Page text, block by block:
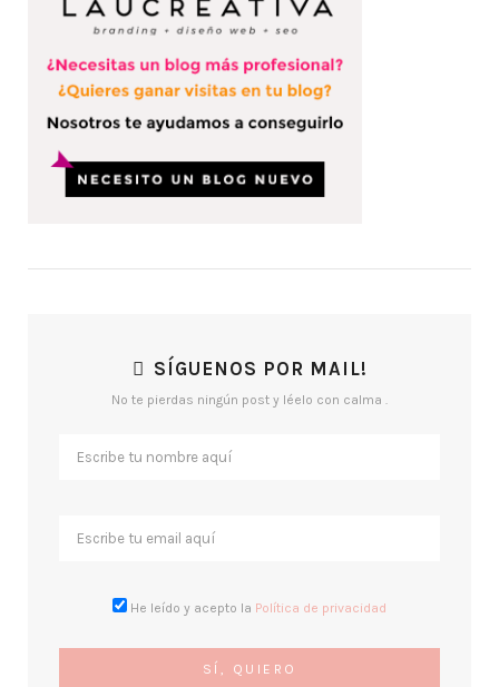
SÍGUENOS POR MAIL!
No te pierdas ningún post y léelo con calma .
He leído y acepto la Política de privacidad